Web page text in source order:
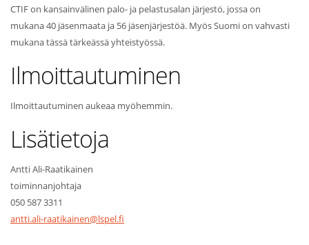
CTIF on kansainvälinen palo- ja pelastusalan järjestö, jossa on
mukana 40 jäsenmaata ja 56 jäsenjärjestöä. Myös Suomi on vahvasti
mukana tässä tärkeässä yhteistyössä.
Ilmoittautuminen
Ilmoittautuminen aukeaa myöhemmin.
Lisätietoja
Antti Ali-Raatikainen
toiminnanjohtaja
050 587 3311
antti.ali-raatikainen@lspel.fi